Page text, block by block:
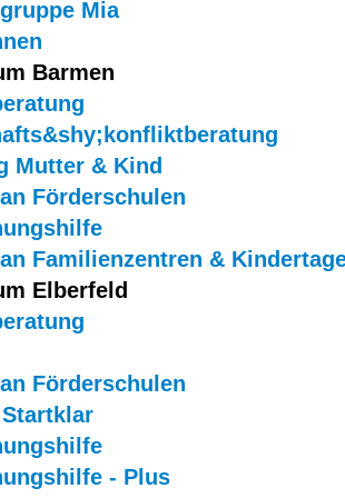
Mia
Barmen
Mutter & Kind
Förderschulen
Familienzentren &
Elberfeld
Förderschulen
- Plus